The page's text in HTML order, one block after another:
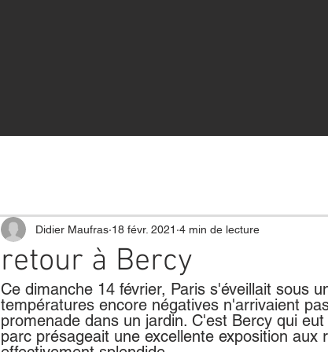
retour à Bercy
Didier Maufras 18 févr. 2021 4 min de lecture
Ce dimanche 14 février, Paris s'éveillait sous
températures encore négatives n'arrivaient
promenade dans un jardin. C'est Bercy qui
parc présageait une excellente exposition aux